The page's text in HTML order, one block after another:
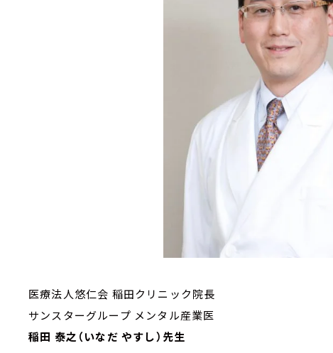
医療法人悠仁会 稲田クリニック院長
サンスターグループ メンタル産業医
稲田 泰之（いなだ やすし）先生